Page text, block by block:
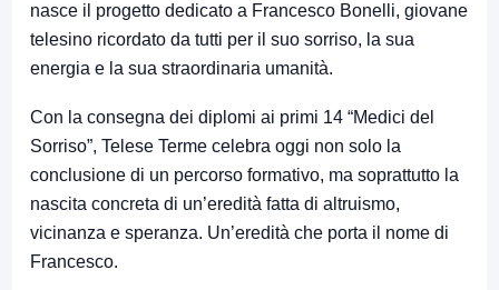
nasce il progetto dedicato a Francesco Bonelli, giovane
telesino ricordato da tutti per il suo sorriso, la sua
energia e la sua straordinaria umanità.
Con la consegna dei diplomi ai primi 14 “Medici del
Sorriso”, Telese Terme celebra oggi non solo la
conclusione di un percorso formativo, ma soprattutto la
nascita concreta di un’eredità fatta di altruismo,
vicinanza e speranza. Un’eredità che porta il nome di
Francesco.